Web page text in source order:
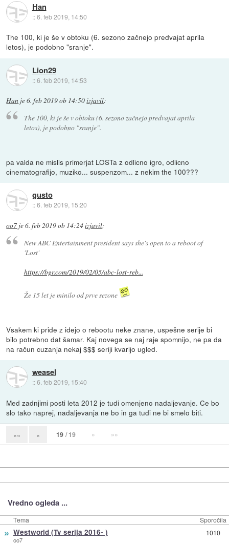
Han
::6. feb 2019, 14:50
The 100, ki je še v obtoku (6. sezono začnejo predvajat aprila
letos), je podobno "sranje".
Lion29
::6. feb 2019, 14:53
Han je6. feb 2019 ob 14:50izjavil:
The 100, ki je še v obtoku (6. sezono začnejo predvajat aprila
letos), je podobno "sranje".
pa valda ne mislis primerjat LOSTa z odlicno igro, odlicno
cinematografijo, muziko... suspenzom... z nekim the 100???
gusto
::6. feb 2019, 15:20
oo7 je6. feb 2019 ob 14:24izjavil:
New ABC Entertainment president says she's open to a reboot of
'Lost'
https://bgr.com/2019/02/05/abc-lost-reb...
Že 15 let je minilo od prve sezone
Vsakem ki pride z idejo o rebootu neke znane, uspešne serije bi
bilo potrebno dat šamar. Kaj novega se naj raje spomnijo, ne pa da
na račun cuzanja nekaj $$$ seriji kvarijo ugled.
weasel
::6. feb 2019, 15:40
Med zadnjimi posti leta 2012 je tudi omenjeno nadaljevanje. Ce bo
slo tako naprej, nadaljevanja ne bo in ga tudi ne bi smelo biti.
«« « 19 / 19 » »»
Vredno ogleda ...
Tema Sporočila
» Westworld (Tv serija 2016- )
oo7
1010